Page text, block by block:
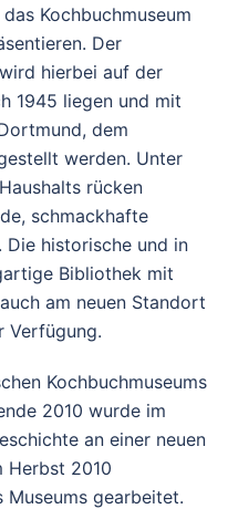
Kochbuchmuseum
Der
hierbei auf der
1945 liegen und mit
dem
werden. Unter
rücken
schmackhafte
Die historische und in
Bibliothek mit
am neuen Standort
Verfügung.
Kochbuchmuseums
2010 wurde im
an einer neuen
Herbst 2010
Museums gearbeitet.